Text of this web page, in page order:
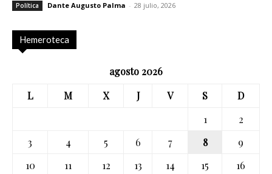
Política Dante Augusto Palma - 28 julio, 2026
Hemeroteca
agosto 2026
L
M X J V S
D
1
2
3
4 5 6 7 8
9
10
11 12 13 14 15
16